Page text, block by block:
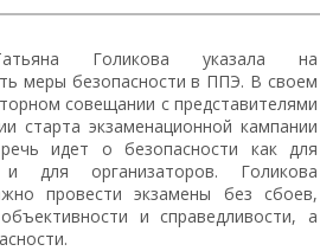
Голикова указала на
меры безопасности в ППЭ. В своем
совещании с представителями
старта экзаменационной кампании
идет о безопасности как для
для организаторов. Голикова
провести экзамены без сбоев,
и справедливости, а